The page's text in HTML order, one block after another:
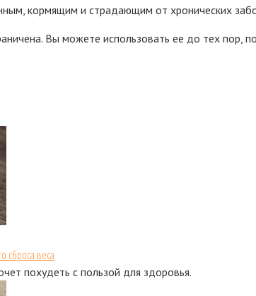
кормящим и страдающим от хронических
Вы можете использовать ее до тех пор,
сброса веса
похудеть с пользой для здоровья.